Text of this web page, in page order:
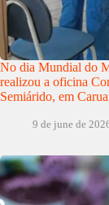
No dia Mundial do
realizou a oficina
Semiárido, em
9 de june de